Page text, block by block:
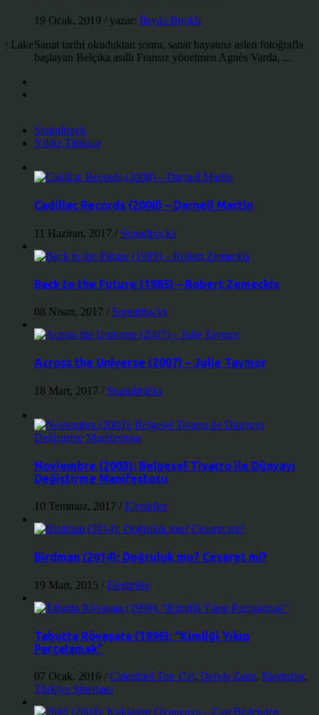
Lake
19 Ocak, 2019 / yazar: İlayda Bıyıklı
Sanat tarihi okuduktan sonra, sanat hayatına aslen fotoğrafla
başlayan Belçika asıllı Fransız yönetmen Agnès Varda, ...
Soundtrack
Yıldız Tablosu
Cadillac Records (2008) – Darnell Martin
11 Haziran, 2017 / Soundtracks
Back to the Future (1985) – Robert Zemeckis
08 Nisan, 2017 / Soundtracks
Across the Universe (2007) – Julie Taymor
18 Mart, 2017 / Soundtracks
Noviembre (2003): Belgesel Tiyatro ile Dünyayı
Değiştirme Manifestosu
10 Temmuz, 2017 / Eleştiriler
Birdman (2014): Doğruluk mu? Cesaret mi?
19 Mart, 2015 / Eleştiriler
Tabutta Rövaşata (1996): “Kimliği Yıkıp
Parçalamak”
07 Ocak, 2016 / Cineritüel Top 150, Derviş Zaim, Eleştiriler,
Türkiye Sineması